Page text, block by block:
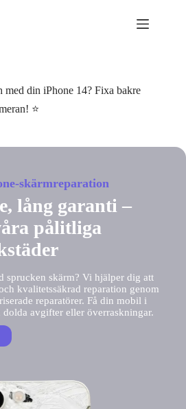
med din iPhone 14? Fixa bakre
⭐
skärmreparation
lång garanti –
pålitliga
sprucken skärm? Vi hjälper dig att
kvalitetssäkrad reparation genom
reparatörer. Få din mobil i
avgifter eller överraskningar.